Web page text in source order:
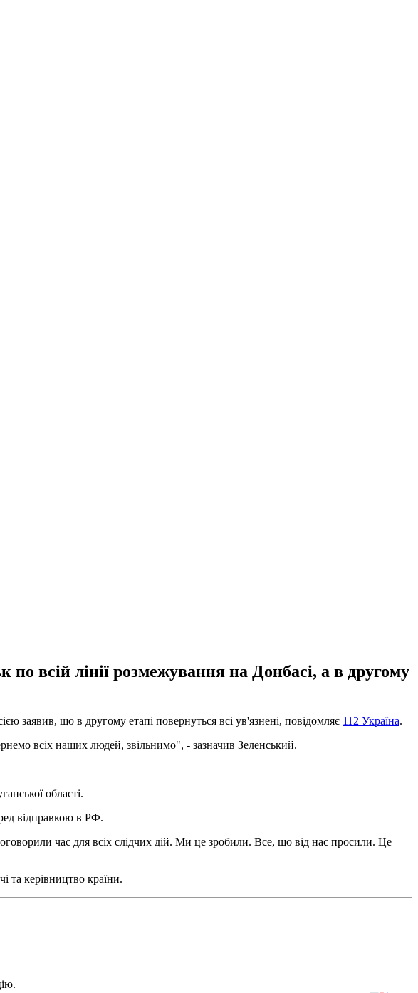
по всій лінії розмежування на Донбасі, а в другому
заявив, що в другому етапі повернуться всі ув'язнені, повідомляє 112 Україна.
всіх наших людей, звільнимо", - зазначив Зеленський.
області.
відправкою в РФ.
час для всіх слідчих дій. Ми це зробили. Все, що від нас просили. Це
та керівництво країни.